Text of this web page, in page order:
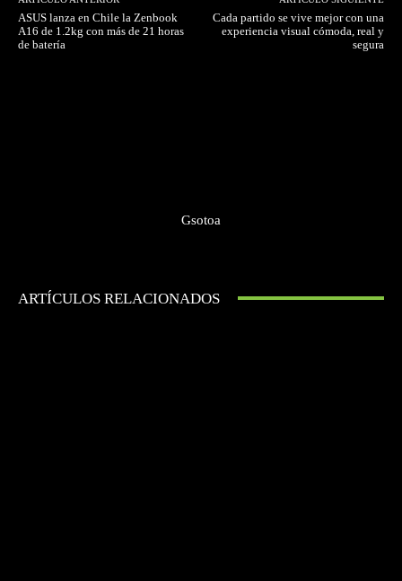
ASUS lanza en Chile la Zenbook
A16 de 1.2kg con más de 21 horas
de batería
Cada partido se vive mejor con una
experiencia visual cómoda, real y
segura
Gsotoa
ARTÍCULOS RELACIONADOS